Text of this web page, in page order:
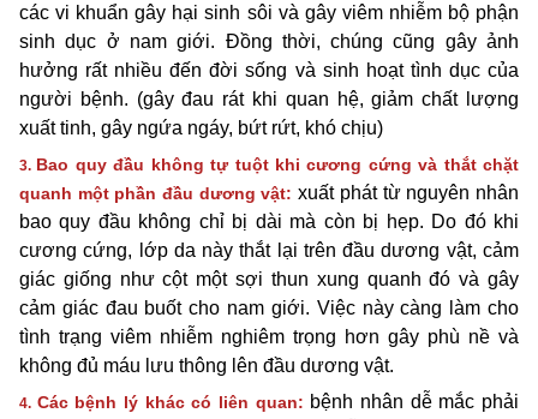
các vi khuẩn gây hại sinh sôi và gây viêm nhiễm bộ phận
sinh dục ở nam giới. Đồng thời, chúng cũng gây ảnh
hưởng rất nhiều đến đời sống và sinh hoạt tình dục của
người bệnh. (gây đau rát khi quan hệ, giảm chất lượng
xuất tinh, gây ngứa ngáy, bứt rứt, khó chịu)
3. Bao quy đầu không tự tuột khi cương cứng và thắt chặt
quanh một phần đầu dương vật:xuất phát từ nguyên nhân
bao quy đầu không chỉ bị dài mà còn bị hẹp. Do đó khi
cương cứng, lớp da này thắt lại trên đầu dương vật, cảm
giác giống như cột một sợi thun xung quanh đó và gây
cảm giác đau buốt cho nam giới. Việc này càng làm cho
tình trạng viêm nhiễm nghiêm trọng hơn gây phù nề và
không đủ máu lưu thông lên đầu dương vật.
4. Các bệnh lý khác có liên quan: bệnh nhân dễ mắc phải